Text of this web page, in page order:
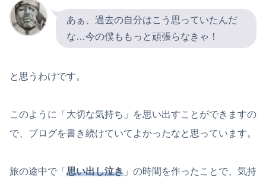
あぁ、過去の自分はこう思っていたんだ
な…今の僕ももっと頑張らなきゃ！
と思うわけです。
このように「大切な気持ち」を思い出すことができますの
で、ブログを書き続けていてよかったなと思っています。
旅の途中で「 思い出し泣き 」の時間を作ったことで、気持